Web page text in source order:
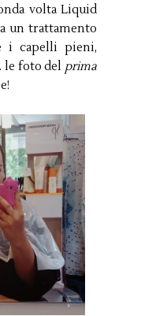
volta Liquid
un trattamento
i capelli pieni,
le foto del prima